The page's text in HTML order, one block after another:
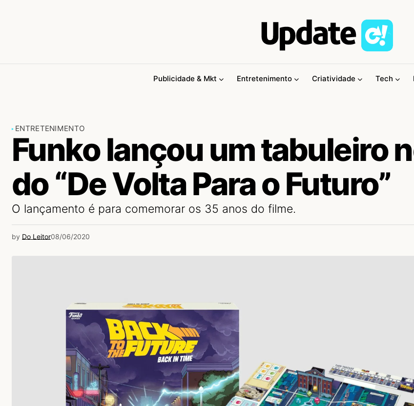
Publicidade & Mkt Entretenimento Criatividade Tech
ENTRETENIMENTO
Funko lançou um tabuleiro
do “De Volta Para o Futuro”
O lançamento é para comemorar os 35 anos do filme.
by Do Leitor08/06/2020